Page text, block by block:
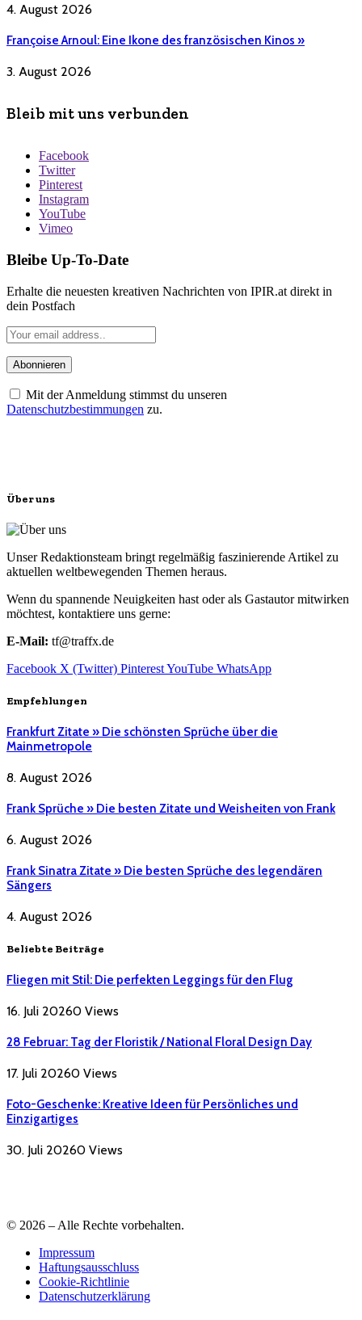
4. August 2026
Françoise Arnoul: Eine Ikone des französischen Kinos »
3. August 2026
Bleib mit uns verbunden
Facebook
Twitter
Pinterest
Instagram
YouTube
Vimeo
Bleibe Up-To-Date
Erhalte die neuesten kreativen Nachrichten von IPIR.at direkt in
dein Postfach
Mit der Anmeldung stimmst du unseren
Datenschutzbestimmungen zu.
Über uns
Unser Redaktionsteam bringt regelmäßig faszinierende Artikel zu
aktuellen weltbewegenden Themen heraus.
Wenn du spannende Neuigkeiten hast oder als Gastautor mitwirken
möchtest, kontaktiere uns gerne:
E-Mail: tf@traffx.de
Facebook X (Twitter) PinterestYouTube WhatsApp
Empfehlungen
Frankfurt Zitate » Die schönsten Sprüche über die
Mainmetropole
8. August 2026
Frank Sprüche » Die besten Zitate und Weisheiten von Frank
6. August 2026
Frank Sinatra Zitate » Die besten Sprüche des legendären
Sängers
4. August 2026
Beliebte Beiträge
Fliegen mit Stil: Die perfekten Leggings für den Flug
16. Juli 20260 Views
28 Februar: Tag der Floristik / National Floral Design Day
17. Juli 20260 Views
Foto-Geschenke: Kreative Ideen für Persönliches und
Einzigartiges
30. Juli 20260 Views
© 2026 – Alle Rechte vorbehalten.
Impressum
Haftungsausschluss
Cookie-Richtlinie
Datenschutzerklärung